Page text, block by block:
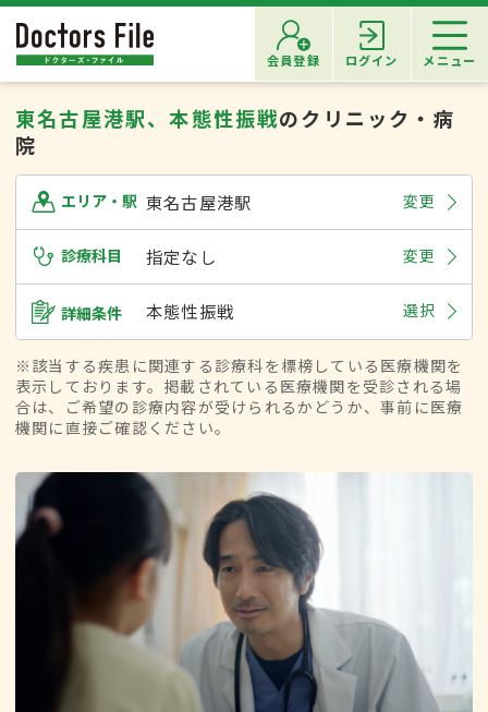
会員登録 ログイン メニュー
東名古屋港駅、本態性振戦のクリニック・病
院
エリア・駅 東名古屋港駅 変更
診療科目 指定なし 変更
詳細条件 本態性振戦 選択
※該当する疾患に関連する診療科を標榜している医療機関を
表示しております。掲載されている医療機関を受診される場
合は、ご希望の診療内容が受けられるかどうか、事前に医療
機関に直接ご確認ください。